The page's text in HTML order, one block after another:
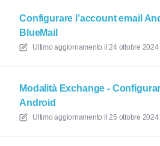
Configurare l’account email
BlueMail
Ultimo aggiornamento il 24 ottobre 2024
Modalità Exchange -
Android
Ultimo aggiornamento il 25 ottobre 2024